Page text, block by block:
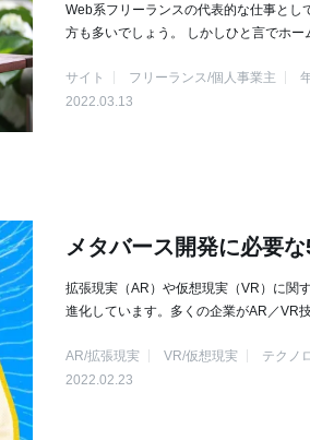
Web系フリーランスの代表的な仕事とし
方も多いでしょう。 しかしひと言でホー
サイト フリーランス/個人事業主
2022.03.13
メタバース開発に必要
拡張現実（AR）や仮想現実（VR）に関
進化しています。多くの企業がAR／VR技
AR/拡張現実 VR/仮想現実
テクノ
2022.02.23